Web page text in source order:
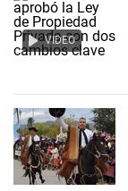
VIDEO